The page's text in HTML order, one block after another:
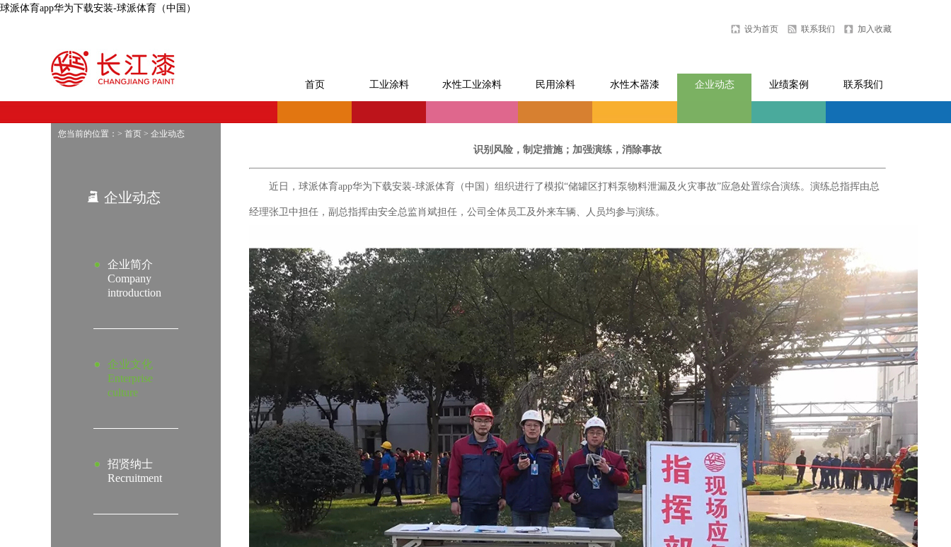
球派体育app华为下载安装-球派体育（中国）
设为首页 联系我们 加入收藏
首页 工业涂料 水性工业涂料 民用涂料 水性木器漆 企业动态 业绩案例 联系我们
您当前的位置：> 首页 > 企业动态
企业动态
企业简介
Company
introduction
企业文化
Enterprise
culture
招贤纳士
Recruitment
识别风险，制定措施；加强演练，消除事故
近日，球派体育app华为下载安装-球派体育（中国）组织进行了模拟“储罐区打料泵物料泄漏及火灾事故”应急处置综合演练。演练总指挥由总
经理张卫中担任，副总指挥由安全总监肖斌担任，公司全体员工及外来车辆、人员均参与演练。